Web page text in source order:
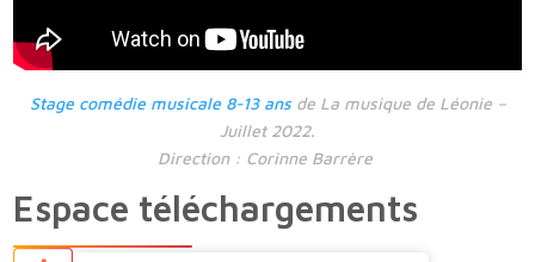
Stage comédie musicale 8-13 ansde La musique de Léonie –
Juillet 2022.
Direction : Corinne Barrère
Espace téléchargements